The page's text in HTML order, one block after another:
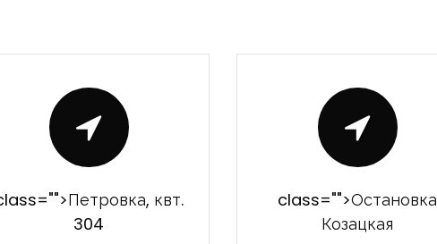
квт.
304
class="">Остановка
Козацкая